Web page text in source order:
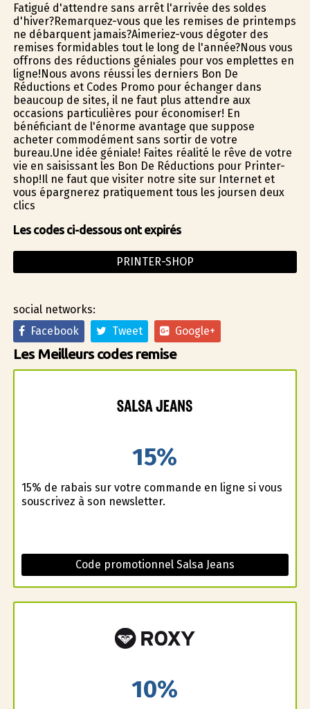
Fatigué d'attendre sans arrêt l'arrivée des soldes
d'hiver?Remarquez-vous que les remises de printemps
ne débarquent jamais?Aimeriez-vous dégoter des
remises formidables tout le long de l'année?Nous vous
offrons des réductions géniales pour vos emplettes en
ligne!Nous avons réussi les derniers Bon De
Réductions et Codes Promo pour échanger dans
beaucoup de sites, il ne faut plus attendre aux
occasions particulières pour économiser! En
bénéficiant de l'énorme avantage que suppose
acheter commodément sans sortir de votre
bureau.Une idée géniale! Faites réalité le rêve de votre
vie en saisissant les Bon De Réductions pour Printer-
shop!Il ne faut que visiter notre site sur Internet et
vous épargnerez pratiquement tous les joursen deux
clics
Les codes ci-dessous ont expirés
PRINTER-SHOP
social networks:
Facebook
Tweet Google+
Les Meilleurs codes remise
15%
15% de rabais sur votre commande en ligne si vous
souscrivez à son newsletter.
Code promotionnel Salsa Jeans
10%